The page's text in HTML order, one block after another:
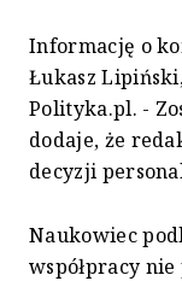
Informację o
Łukasz
Polityka.pl. -
dodaje, że
decyzji
Naukowiec
współpracy